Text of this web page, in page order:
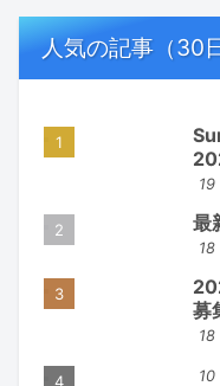
人気の記事（30
19
最
18
募
18
10